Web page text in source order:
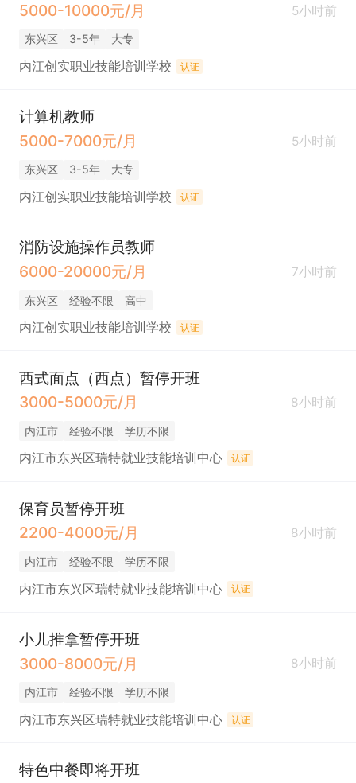
5000-10000元/月
5小时前
东兴区 3-5年 大专
内江创实职业技能培训学校 认证
计算机教师
5000-7000元/月
5小时前
东兴区 3-5年 大专
内江创实职业技能培训学校 认证
消防设施操作员教师
6000-20000元/月
7小时前
东兴区 经验不限 高中
内江创实职业技能培训学校 认证
西式面点（西点）暂停开班
3000-5000元/月
8小时前
内江市 经验不限 学历不限
内江市东兴区瑞特就业技能培训中心 认证
保育员暂停开班
2200-4000元/月
8小时前
内江市 经验不限 学历不限
内江市东兴区瑞特就业技能培训中心 认证
小儿推拿暂停开班
3000-8000元/月
8小时前
内江市 经验不限 学历不限
内江市东兴区瑞特就业技能培训中心 认证
特色中餐即将开班